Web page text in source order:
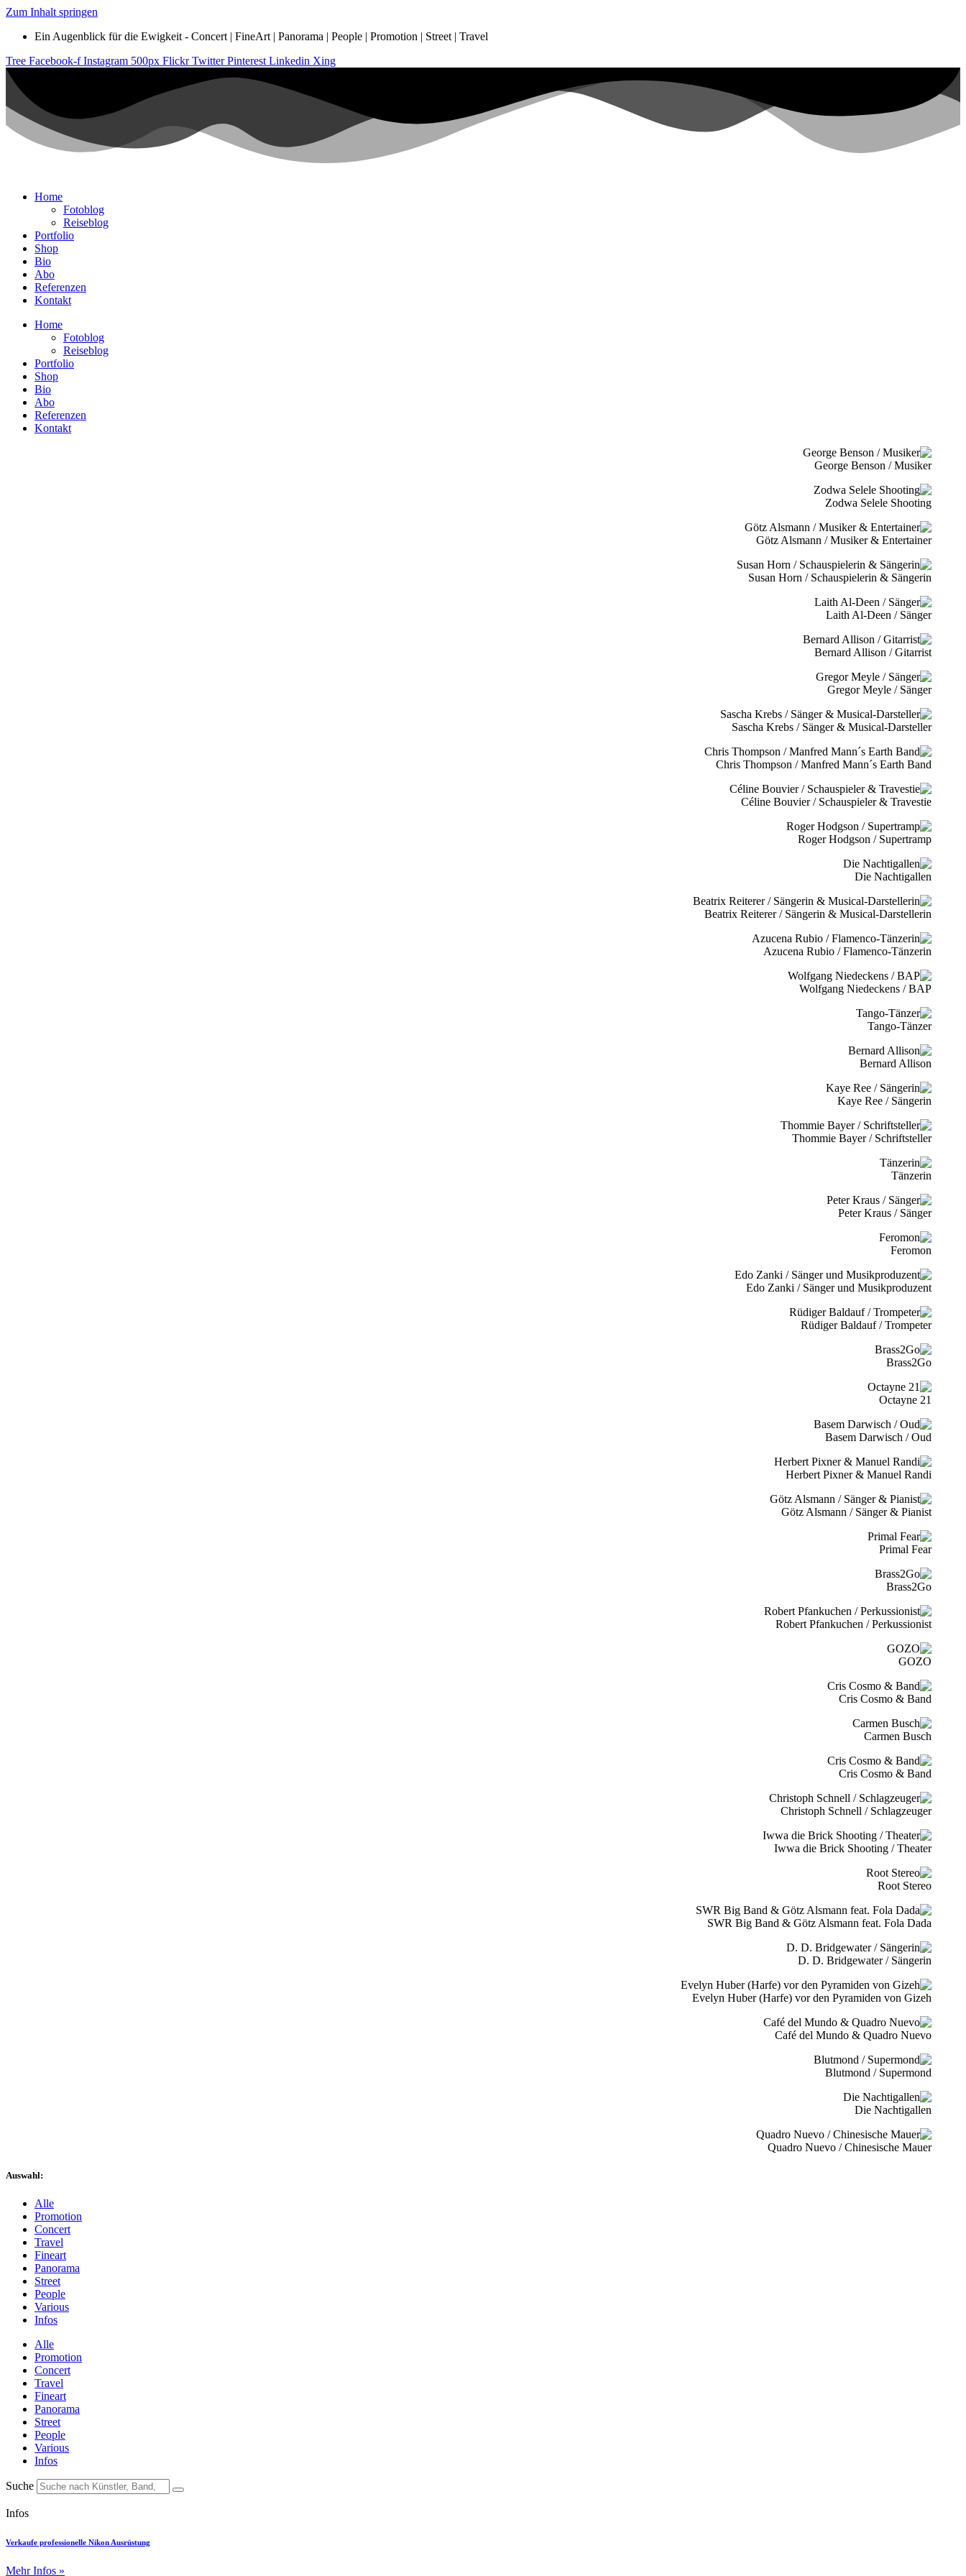
Zum Inhalt springen
Ein Augenblick für die Ewigkeit - Concert | FineArt | Panorama | People | Promotion | Street | Travel
Tree Facebook-f Instagram 500px Flickr Twitter Pinterest Linkedin Xing
Home
Fotoblog
Reiseblog
Portfolio
Shop
Bio
Abo
Referenzen
Kontakt
Home
Fotoblog
Reiseblog
Portfolio
Shop
Bio
Abo
Referenzen
Kontakt
George Benson / Musiker
Zodwa Selele Shooting
Götz Alsmann / Musiker & Entertainer
Susan Horn / Schauspielerin & Sängerin
Laith Al-Deen / Sänger
Bernard Allison / Gitarrist
Gregor Meyle / Sänger
Sascha Krebs / Sänger & Musical-Darsteller
Chris Thompson / Manfred Mann´s Earth Band
Céline Bouvier / Schauspieler & Travestie
Roger Hodgson / Supertramp
Die Nachtigallen
Beatrix Reiterer / Sängerin & Musical-Darstellerin
Azucena Rubio / Flamenco-Tänzerin
Wolfgang Niedeckens / BAP
Tango-Tänzer
Bernard Allison
Kaye Ree / Sängerin
Thommie Bayer / Schriftsteller
Tänzerin
Peter Kraus / Sänger
Feromon
Edo Zanki / Sänger und Musikproduzent
Rüdiger Baldauf / Trompeter
Brass2Go
21 Octayne
Basem Darwisch / Oud
Herbert Pixner & Manuel Randi
Götz Alsmann / Sänger & Pianist
Primal Fear
Brass2Go
Robert Pfankuchen / Perkussionist
GOZO
Cris Cosmo & Band
Carmen Busch
Cris Cosmo & Band
Christoph Schnell / Schlagzeuger
Iwwa die Brick Shooting / Theater
Root Stereo
SWR Big Band & Götz Alsmann feat. Fola Dada
D. D. Bridgewater / Sängerin
Evelyn Huber (Harfe) vor den Pyramiden von Gizeh
Café del Mundo & Quadro Nuevo
Blutmond / Supermond
Die Nachtigallen
Quadro Nuevo / Chinesische Mauer
Auswahl:
Alle
Promotion
Concert
Travel
Fineart
Panorama
Street
People
Various
Infos
Alle
Promotion
Concert
Travel
Fineart
Panorama
Street
People
Various
Infos
Suche
Infos
Verkaufe professionelle Nikon Ausrüstung
Mehr Infos »